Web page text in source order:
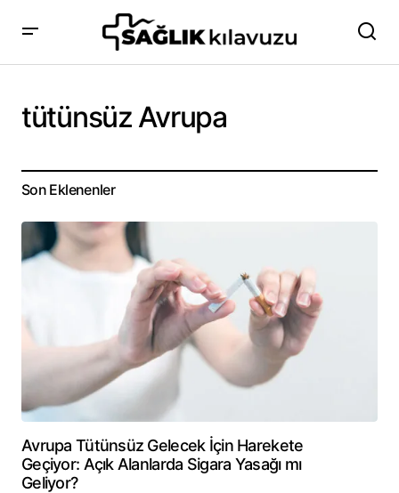
tütünsüz Avrupa
Son Eklenenler
Avrupa Tütünsüz Gelecek İçin Harekete
Geçiyor: Açık Alanlarda Sigara Yasağı mı
Geliyor?